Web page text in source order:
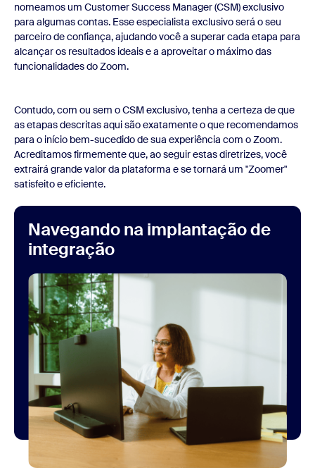
nomeamos um Customer Success Manager (CSM) exclusivo
para algumas contas. Esse especialista exclusivo será o seu
parceiro de confiança, ajudando você a superar cada etapa para
alcançar os resultados ideais e a aproveitar o máximo das
funcionalidades do Zoom.
Contudo, com ou sem o CSM exclusivo, tenha a certeza de que
as etapas descritas aqui são exatamente o que recomendamos
para o início bem-sucedido de sua experiência com o Zoom.
Acreditamos firmemente que, ao seguir estas diretrizes, você
extrairá grande valor da plataforma e se tornará um "Zoomer"
satisfeito e eficiente.
Navegando na implantação de
integração